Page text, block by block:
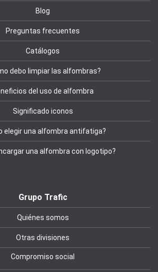
Blog
Preguntas frecuentes
Catálogos
debo limpiar las alfombras?
del uso de alfombra
Significado iconos
elegir una alfombra antifatiga?
una alfombra con logotipo?
Grupo Trafic
Quiénes somos
Otras divisiones
Compromiso social